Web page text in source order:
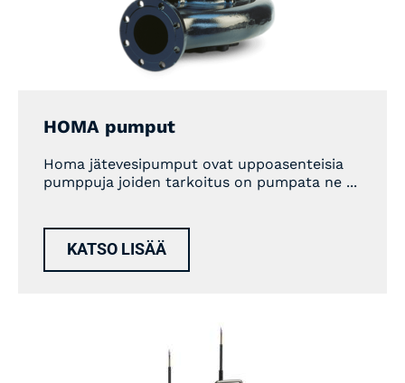
HOMA pumput
Homa jätevesipumput ovat uppoasenteisia
pumppuja joiden tarkoitus on pumpata ne ...
KATSO LISÄÄ